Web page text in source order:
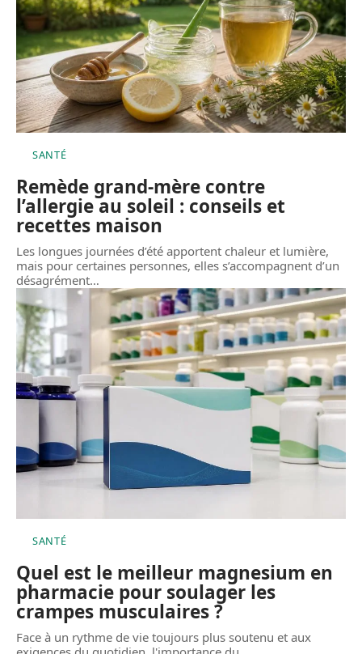
SANTÉ
Remède grand-mère contre
l’allergie au soleil : conseils et
recettes maison
Les longues journées d’été apportent chaleur et lumière,
mais pour certaines personnes, elles s’accompagnent d’un
désagrément…
SANTÉ
Quel est le meilleur magnesium en
pharmacie pour soulager les
crampes musculaires ?
Face à un rythme de vie toujours plus soutenu et aux